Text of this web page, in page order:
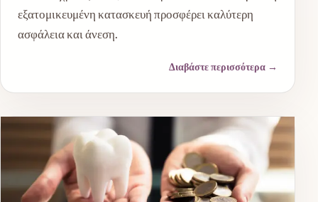
εξατομικευμένη κατασκευή προσφέρει καλύτερη
ασφάλεια και άνεση.
Διαβάστε περισσότερα →